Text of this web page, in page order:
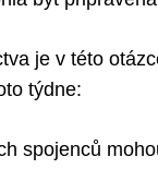
je v této
týdne:
spojenců